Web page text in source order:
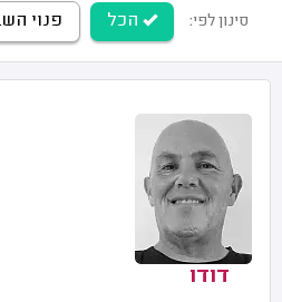
סינון לפי: הכל פנוי
דודו